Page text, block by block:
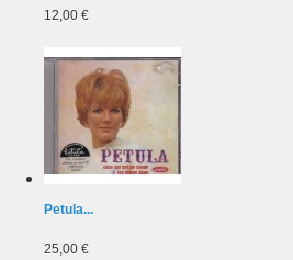
12,00 €
Petula...
25,00 €